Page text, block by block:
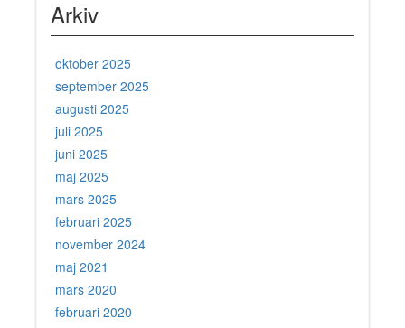
Arkiv
oktober 2025
september 2025
augusti 2025
juli 2025
juni 2025
maj 2025
mars 2025
februari 2025
november 2024
maj 2021
mars 2020
februari 2020